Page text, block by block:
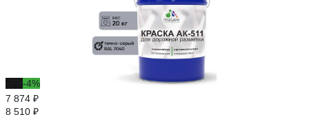
-4%
7 874 ₽
8 510 ₽